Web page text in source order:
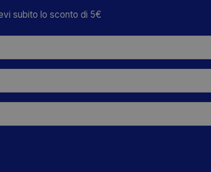
subito lo sconto di 5€